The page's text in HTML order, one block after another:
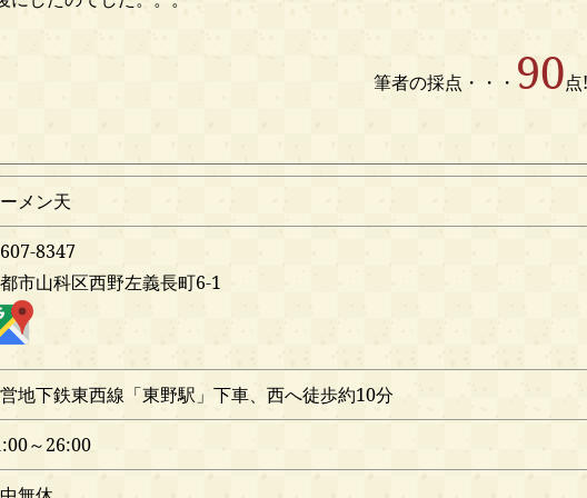
筆者の採点・・・ 90
メン天
8347
市山科区西野左義長町6-1
地下鉄東西線「東野駅」下車、西へ徒歩約10分
～26:00